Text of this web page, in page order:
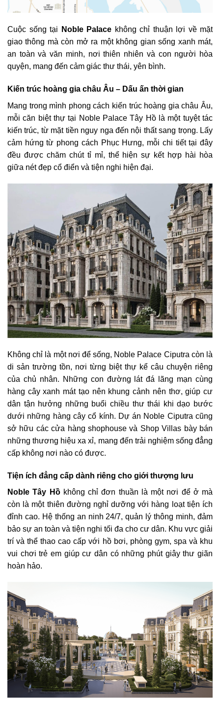
Cuộc sống tại Noble Palace không chỉ thuận lợi về mặt
giao thông mà còn mở ra một không gian sống xanh mát,
an toàn và văn minh, nơi thiên nhiên và con người hòa
quyện, mang đến cảm giác thư thái, yên bình.
Kiến trúc hoàng gia châu Âu – Dấu ấn thời gian
Mang trong mình phong cách kiến trúc hoàng gia châu Âu,
mỗi căn biệt thự tại Noble Palace Tây Hồ là một tuyệt tác
kiến trúc, từ mặt tiền nguy nga đến nội thất sang trọng. Lấy
cảm hứng từ phong cách Phục Hưng, mỗi chi tiết tại đây
đều được chăm chút tỉ mỉ, thể hiện sự kết hợp hài hòa
giữa nét đẹp cổ điển và tiện nghi hiện đại.
Không chỉ là một nơi để sống, Noble Palace Ciputra còn là
di sản trường tồn, nơi từng biệt thự kể câu chuyện riêng
của chủ nhân. Những con đường lát đá lãng mạn cùng
hàng cây xanh mát tạo nên khung cảnh nên thơ, giúp cư
dân tận hưởng những buổi chiều thư thái khi dạo bước
dưới những hàng cây cổ kính. Dự án Noble Ciputra cũng
sở hữu các cửa hàng shophouse và Shop Villas bày bán
những thương hiệu xa xỉ, mang đến trải nghiệm sống đẳng
cấp không nơi nào có được.
Tiện ích đẳng cấp dành riêng cho giới thượng lưu
Noble Tây Hồkhông chỉ đơn thuần là một nơi để ở mà
còn là một thiên đường nghỉ dưỡng với hàng loạt tiện ích
đỉnh cao. Hệ thống an ninh 24/7, quản lý thông minh, đảm
bảo sự an toàn và tiện nghi tối đa cho cư dân. Khu vực giải
trí và thể thao cao cấp với hồ bơi, phòng gym, spa và khu
vui chơi trẻ em giúp cư dân có những phút giây thư giãn
hoàn hảo.